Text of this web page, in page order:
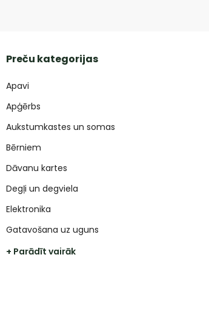
Preču kategorijas
Apavi
Apģērbs
Aukstumkastes un somas
Bērniem
Dāvanu kartes
Degļi un degviela
Elektronika
Gatavošana uz uguns
+ Parādīt vairāk